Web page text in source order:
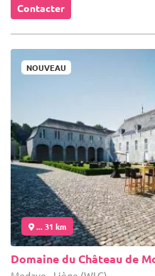
Contacter
NOUVEAU
... 31 km
Domaine du Château de